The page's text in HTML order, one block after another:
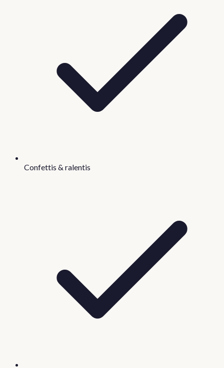
Confettis & ralentis